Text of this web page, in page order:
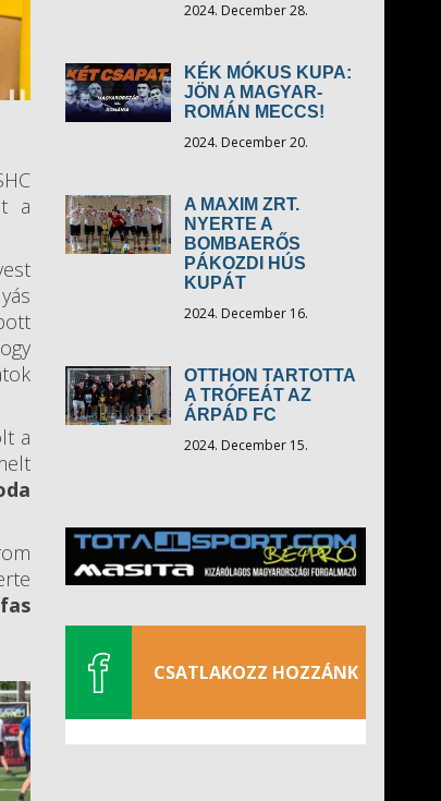
a
a
2024. December 28.
KÉK MÓKUS KUPA:
JÖN A MAGYAR-
ROMÁN MECCS!
2024. December 20.
A MAXIM ZRT.
NYERTE A
BOMBAERŐS
PÁKOZDI HÚS
KUPÁT
2024. December 16.
OTTHON TARTOTTA
A TRÓFEÁT AZ
ÁRPÁD FC
2024. December 15.
CSATLAKOZZ HOZZÁNK